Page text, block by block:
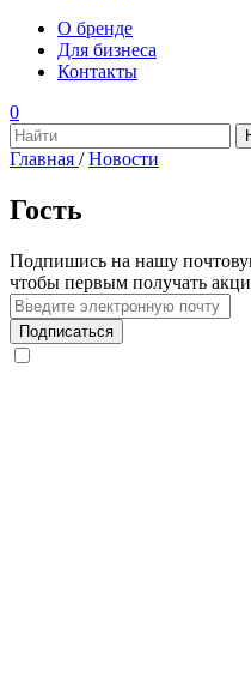
О бренде
Для бизнеса
Контакты
0
Главная / Новости
Гость
Подпишись на нашу
чтобы первым получать
Подписаться